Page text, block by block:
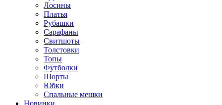
Лосины
Платья
Рубашки
Сарафаны
Свитшоты
Толстовки
Топы
Футболки
Шорты
Юбки
Спальные мешки
Новинки